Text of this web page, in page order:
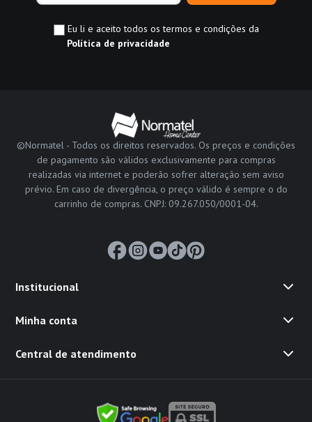
Eu li e aceito todos os termos e condições da
Política de privacidade
©Normatel - Todos os direitos reservados. Os preços e condições
de pagamento são válidos exclusivamente para compras
realizadas via internet e poderão sofrer alteração sem aviso
prévio. Em caso de divergência, o preço válido é sempre o do
carrinho de compras. CNPJ: 09.267.050/0001-04.
Institucional
Minha conta
Central de atendimento